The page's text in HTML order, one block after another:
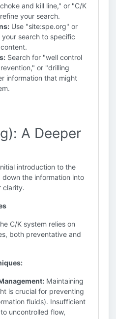
and kill line," or "C/K
your search.
Use "site:spe.org" or
search to specific
Search for "well control
or "drilling
information that might
A Deeper
introduction to the
the information into
clarity.
C/K system relies on
both preventative and
Maintaining
is crucial for preventing
fluids). Insufficient
uncontrolled flow,